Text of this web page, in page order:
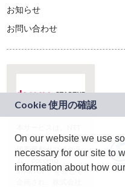
On our website we use
necessary for our site to
information about how
お知らせ
お問い合わせ
ドコモグループの新
規事業創出プログラ
ム「docomo
STARTUP」を通じて